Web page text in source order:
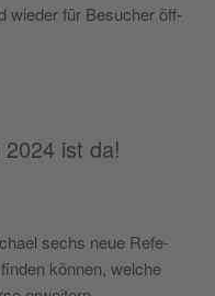
wie­der für Besu­cher öff­
ist da!
sechs neue Refe­
kön­nen, wel­che